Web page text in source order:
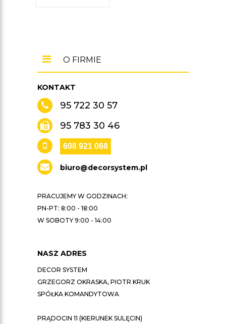
KONTAKT
95 722 30 57
95 783 30 46
608 921 068
biuro@decorsystem.pl
PRACUJEMY W GODZINACH:
PN-PT: 8:00 - 18:00
W SOBOTY 9:00 - 14:00
NASZ ADRES
DECOR SYSTEM
GRZEGORZ OKRASKA, PIOTR KRUK
SPÓŁKA KOMANDYTOWA
PRĄDOCIN 11 (KIERUNEK SULĘCIN)
O FIRMIE